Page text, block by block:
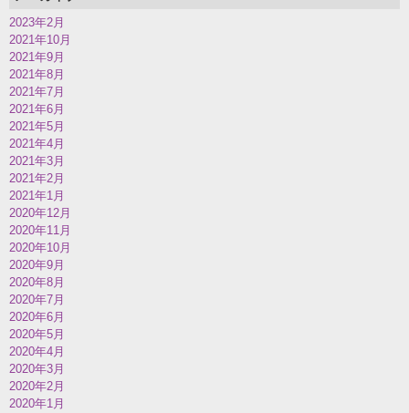
2023年2月
2021年10月
2021年9月
2021年8月
2021年7月
2021年6月
2021年5月
2021年4月
2021年3月
2021年2月
2021年1月
2020年12月
2020年11月
2020年10月
2020年9月
2020年8月
2020年7月
2020年6月
2020年5月
2020年4月
2020年3月
2020年2月
2020年1月